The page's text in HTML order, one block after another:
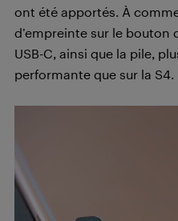
ont été apportés. À
d’empreinte sur le bouton
USB-C, ainsi que la pile,
performante que sur la S4.